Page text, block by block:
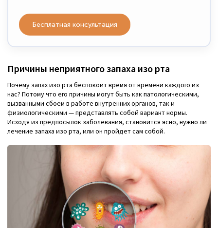
Бесплатная консультация
Причины неприятного запаха изо рта
Почему запах изо рта беспокоит время от времени каждого из
нас? Потому что его причины могут быть как патологическими,
вызванными сбоем в работе внутренних органов, так и
физиологическими — представлять собой вариант нормы.
Исходя из предпосылок заболевания, становится ясно, нужно ли
лечение запаха изо рта, или он пройдет сам собой.